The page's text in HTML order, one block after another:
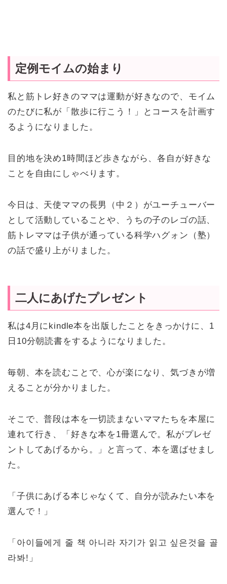
定例モイムの始まり
私と筋トレ好きのママは運動が好きなので、モイム
のたびに私が「散歩に行こう！」とコースを計画す
るようになりました。
目的地を決め1時間ほど歩きながら、各自が好きな
ことを自由にしゃべります。
今日は、天使ママの長男（中２）がユーチューバー
として活動していることや、うちの子のレゴの話、
筋トレママは子供が通っている科学ハグォン（塾）
の話で盛り上がりました。
二人にあげたプレゼント
私は4月にkindle本を出版したことをきっかけに、1
日10分朝読書をするようになりました。
毎朝、本を読むことで、心が楽になり、気づきが増
えることが分かりました。
そこで、普段は本を一切読まないママたちを本屋に
連れて行き、「好きな本を1冊選んで。私がプレゼ
ントしてあげるから。」と言って、本を選ばせまし
た。
「子供にあげる本じゃなくて、自分が読みたい本を
選んで！」
「아이들에게 줄 책 아니라 자기가 읽고 싶은것을 골
라봐!」